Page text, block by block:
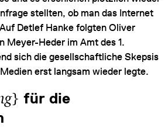
stellten, ob man das Internet
Detlef Hanke folgten Oliver
Meyer-Heder im Amt des 1.
sich die gesellschaftliche Skepsis
erst langsam wieder legte.
} für die